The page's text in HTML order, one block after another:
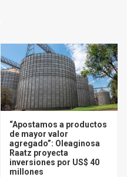
“Apostamos a productos
de mayor valor
agregado”: Oleaginosa
Raatz proyecta
inversiones por US$ 40
millones